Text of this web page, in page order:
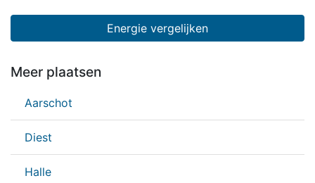
Energie vergelijken
Meer plaatsen
Aarschot
Diest
Halle